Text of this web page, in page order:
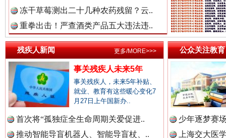
三年瞒报超千万 隐匿收入偷税被查处..
冻干草莓测出二十几种农药残留？云..
重拳出击！严查酒类产品五大违法违..
残疾人新闻
事关残疾人未来5年
事关残疾人，未来5年补贴、
就业、教育有这些暖心变化7
月27日上午国新办..
首次将“孤独症全生命周期关爱促进..
推动智能导盲机器人、智能导盲杖、..
更多/MORE>>> 公众关注教育
少年逐梦赛
上海交大医